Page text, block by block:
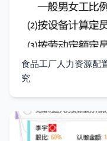
食品工厂人力资源配
究